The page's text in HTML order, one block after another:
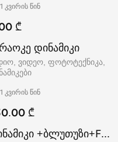
1 კვირის წინ
₾
დინამიკი
ვიდეო, ფოტოტექნიკა,
1 კვირის წინ
₾